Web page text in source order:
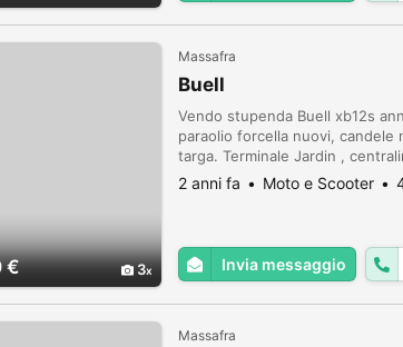
€ 3
Massafra
Buell
Vendo stupenda Buell xb12s
paraolio forcella nuovi,
targa. Terminale Jardin ,
2 anni fa Moto e Scooter
Invia messaggio
Massafra